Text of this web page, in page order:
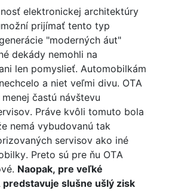
elektronickej architektúry
prijímať tento typ
"moderných áut"
dekády nemohli na
len pomyslieť. Automobilkám
a niet veľmi divu. OTA
častú návštevu
Práve kvôli tomuto bola
nemá vybudovanú tak
servisov ako iné
Preto sú pre ňu OTA
Naopak, pre veľké
slušne ušlý zisk